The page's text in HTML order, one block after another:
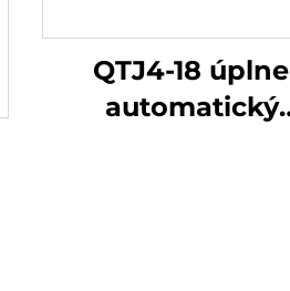
QTJ4-18 úplne
automatický